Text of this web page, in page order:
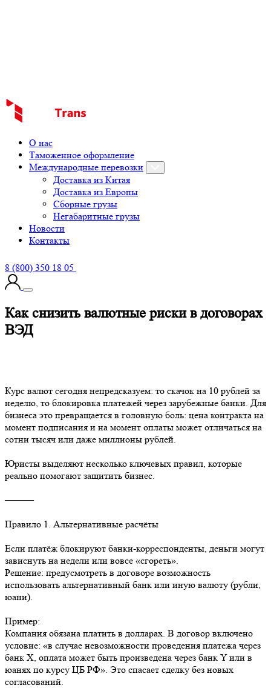
О нас
Таможенное оформление
Международные перевозки
Доставка из Китая
Доставка из Европы
Сборные грузы
Негабаритные грузы
Новости
Контакты
8 (800) 350 18 05
Как снизить валютные риски в договорах
ВЭД
Курс валют сегодня непредсказуем: то скачок на 10 рублей за
неделю, то блокировка платежей через зарубежные банки. Для
бизнеса это превращается в головную боль: цена контракта на
момент подписания и на момент оплаты может отличаться на
сотни тысяч или даже миллионы рублей.
Юристы выделяют несколько ключевых правил, которые
реально помогают защитить бизнес.
⸻
Правило 1. Альтернативные расчёты
Если платёж блокируют банки-корреспонденты, деньги могут
зависнуть на недели или вовсе «сгореть».
Решение: предусмотреть в договоре возможность
использовать альтернативный банк или иную валюту (рубли,
юани).
Пример:
Компания обязана платить в долларах. В договор включено
условие: «в случае невозможности проведения платежа через
банк Х, оплата может быть произведена через банк Y или в
юанях по курсу ЦБ РФ». Это спасает сделку без новых
согласований.